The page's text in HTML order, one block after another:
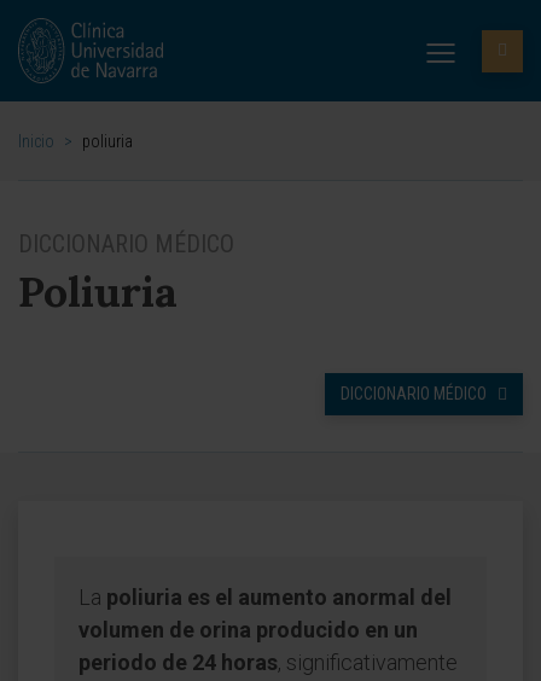
Inicio > poliuria
DICCIONARIO MÉDICO
Poliuria
DICCIONARIO MÉDICO
La poliuria es el aumento anormal del
volumen de orina producido en un
periodo de 24 horas, significativamente